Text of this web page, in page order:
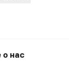
о нас